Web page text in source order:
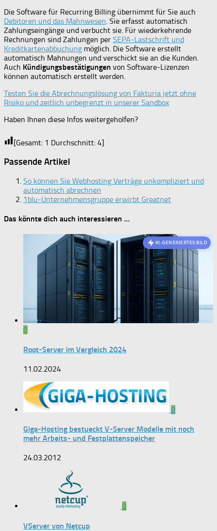
Die Software für Recurring Billing übernimmt für Sie auch
Debitoren und das Mahnwesen . Sie erfasst automatisch
Zahlungseingänge und verbucht sie. Für wiederkehrende
Rechnungen sind Zahlungen per SEPA-Lastschrift und
Kreditkartenabbuchung möglich. Die Software erstellt
automatisch Mahnungen und verschickt sie an die Kunden.
Auch Kündigungsbestätigungen von Software-Lizenzen
können automatisch erstellt werden.
Testen Sie die Abrechnungslösung von Fakturia jetzt ohne
Risiko und zeitlich unbegrenzt in unserer Sandbox
Haben Ihnen diese Infos weitergeholfen?
[Gesamt: 1 Durchschnitt: 4]
Passende Artikel
So können Sie Webhosting Verträge unkompliziert und
automatisch abrechnen
1blu-Unternehmensgruppe erwirbt Greatnet
Das könnte dich auch interessieren …
KI-GENERIERTES BILD
0
Root-Server im Vergleich 2024
11.02.2024
0
Giga-Hosting bestueckt V-Server Modelle mit noch
mehr Arbeits- und Festplattenspeicher
24.03.2012
0
VServer von Netcup